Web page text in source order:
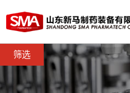
筛选